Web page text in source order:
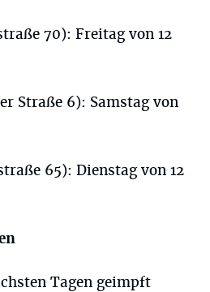
70): Freitag von 12
Straße 6): Samstag von
65): Dienstag von 12
Tagen geimpft